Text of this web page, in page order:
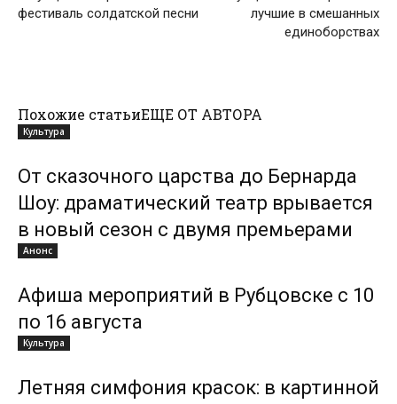
фестиваль солдатской песни
лучшие в смешанных
единоборствах
Похожие статьиЕЩЕ ОТ АВТОРА
Культура
От сказочного царства до Бернарда
Шоу: драматический театр врывается
в новый сезон с двумя премьерами
Анонс
Афиша мероприятий в Рубцовске с 10
по 16 августа
Культура
Летняя симфония красок: в картинной